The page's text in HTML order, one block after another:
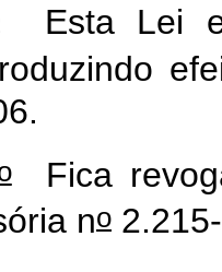
Esta Lei
Fica
no